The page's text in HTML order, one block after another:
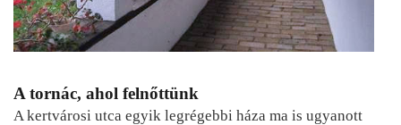
A tornác, ahol felnőttünk
A kertvárosi utca egyik legrégebbi háza ma is ugyanott